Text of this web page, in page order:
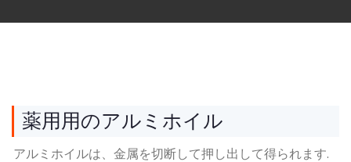
薬用用のアルミホイル
アルミホイルは、金属を切断して押し出して得られます.